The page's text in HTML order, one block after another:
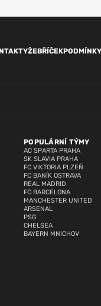
ŽEBŘÍČEK
POPULÁRNÍ TÝMY
AC SPARTA PRAHA
SK SLAVIA PRAHA
FC VIKTORIA PLZEŇ
FC BANÍK OSTRAVA
REAL MADRID
FC BARCELONA
MANCHESTER UNITED
ARSENAL
PSG
CHELSEA
BAYERN MNICHOV